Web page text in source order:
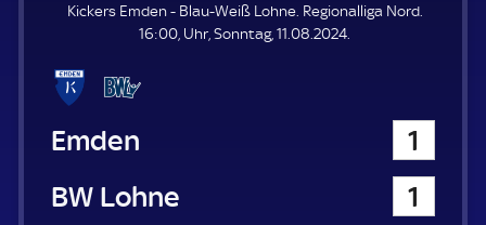
E
L
E
Kickers Emden - Blau-Weiß Lohne. Regionalliga Nord.
16:00, Uhr, Sonntag, 11.08.2024.
Kickers Emden
1
Blau-Weiß Lohne
1